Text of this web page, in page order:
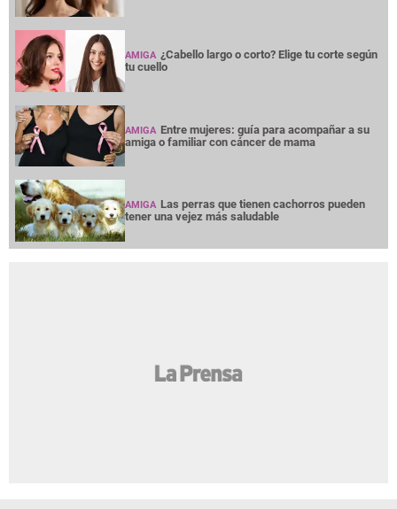
AMIGA ¿Cabello largo o corto? Elige tu corte según
tu cuello
AMIGA Entre mujeres: guía para acompañar a su
amiga o familiar con cáncer de mama
AMIGA Las perras que tienen cachorros pueden
tener una vejez más saludable